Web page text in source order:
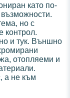
като по-
но с
контрол.
и тук. Външно
отопляеми и
а не към